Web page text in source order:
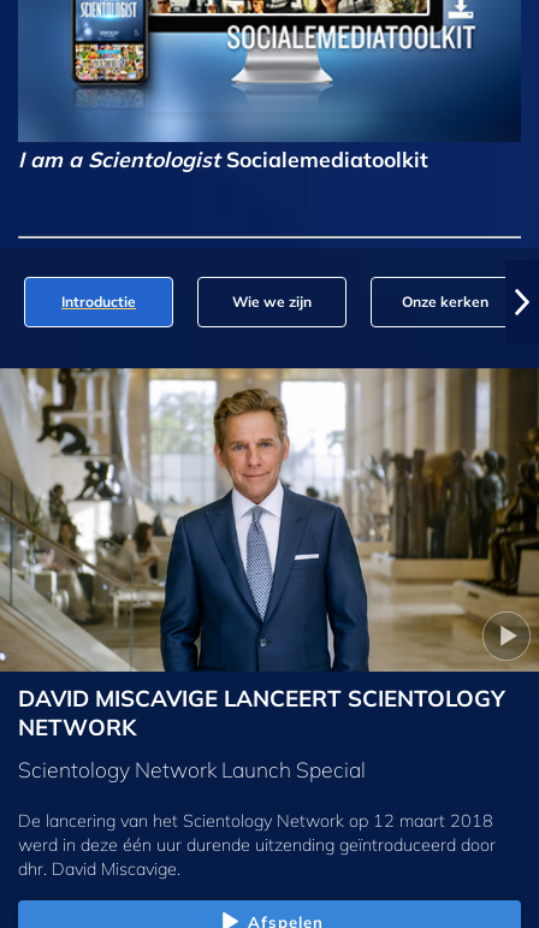
I am a ScientologistSocialemediatoolkit
Introductie Wie we zijn Onze kerken
DAVID MISCAVIGE LANCEERT SCIENTOLOGY
NETWORK
Scientology Network Launch Special
De lancering van het Scientology Network op 12 maart 2018
werd in deze één uur durende uitzending geïntroduceerd door
dhr. David Miscavige.
Afspelen